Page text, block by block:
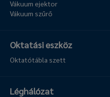
Vákuum ejektor
Vákuum szűrő
Oktatási eszköz
Oktatótábla szett
Léghálózat